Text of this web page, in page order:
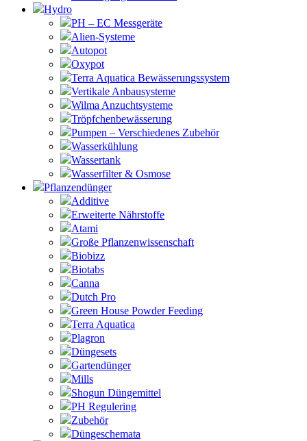
Hydro
PH – EC Messgeräte
Alien-Systeme
Autopot
Oxypot
Terra Aquatica Bewässerungssystem
Vertikale Anbausysteme
Wilma Anzuchtsysteme
Tröpfchenbewässerung
Pumpen – Verschiedenes Zubehör
Wasserkühlung
Wassertank
Wasserfilter & Osmose
Pflanzendünger
Additive
Erweiterte Nährstoffe
Atami
Große Pflanzenwissenschaft
Biobizz
Biotabs
Canna
Dutch Pro
Green House Powder Feeding
Terra Aquatica
Plagron
Düngesets
Gartendünger
Mills
Shogun Düngemittel
PH Regulering
Zubehör
Düngeschemata